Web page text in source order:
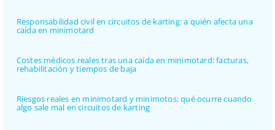
Responsabilidad civil en circuitos de karting: a quién afecta una
caída en minimotard
Costes médicos reales tras una caída en minimotard: facturas,
rehabilitación y tiempos de baja
Riesgos reales en minimotard y minimotos: qué ocurre cuando
algo sale mal en circuitos de karting